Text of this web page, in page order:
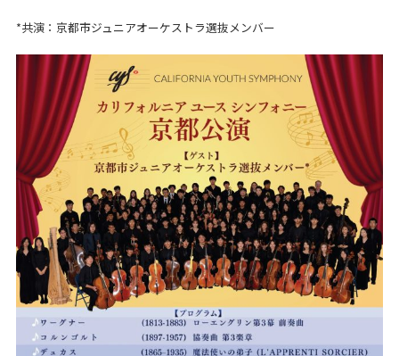
*共演：京都市ジュニアオーケストラ選抜メンバー